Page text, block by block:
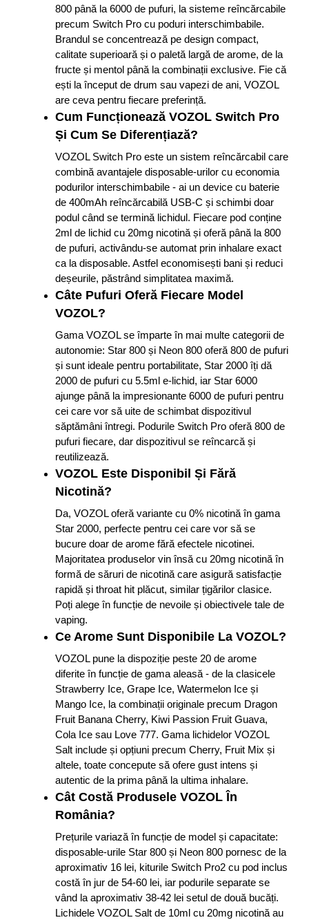
800 până la 6000 de pufuri, la sisteme reîncărcabile
precum Switch Pro cu poduri interschimbabile.
Brandul se concentrează pe design compact,
calitate superioară și o paletă largă de arome, de la
fructe și mentol până la combinații exclusive. Fie că
ești la început de drum sau vapezi de ani, VOZOL
are ceva pentru fiecare preferință.
Cum Funcționează VOZOL Switch Pro
Și Cum Se Diferențiază?
VOZOL Switch Pro este un sistem reîncărcabil care
combină avantajele disposable-urilor cu economia
podurilor interschimbabile - ai un device cu baterie
de 400mAh reîncărcabilă USB-C și schimbi doar
podul când se termină lichidul. Fiecare pod conține
2ml de lichid cu 20mg nicotină și oferă până la 800
de pufuri, activându-se automat prin inhalare exact
ca la disposable. Astfel economisești bani și reduci
deșeurile, păstrând simplitatea maximă.
Câte Pufuri Oferă Fiecare Model
VOZOL?
Gama VOZOL se împarte în mai multe categorii de
autonomie: Star 800 și Neon 800 oferă 800 de pufuri
și sunt ideale pentru portabilitate, Star 2000 îți dă
2000 de pufuri cu 5.5ml e-lichid, iar Star 6000
ajunge până la impresionante 6000 de pufuri pentru
cei care vor să uite de schimbat dispozitivul
săptămâni întregi. Podurile Switch Pro oferă 800 de
pufuri fiecare, dar dispozitivul se reîncarcă și
reutilizează.
VOZOL Este Disponibil Și Fără
Nicotină?
Da, VOZOL oferă variante cu 0% nicotină în gama
Star 2000, perfecte pentru cei care vor să se
bucure doar de arome fără efectele nicotinei.
Majoritatea produselor vin însă cu 20mg nicotină în
formă de săruri de nicotină care asigură satisfacție
rapidă și throat hit plăcut, similar țigărilor clasice.
Poți alege în funcție de nevoile și obiectivele tale de
vaping.
Ce Arome Sunt Disponibile La VOZOL?
VOZOL pune la dispoziție peste 20 de arome
diferite în funcție de gama aleasă - de la clasicele
Strawberry Ice, Grape Ice, Watermelon Ice și
Mango Ice, la combinații originale precum Dragon
Fruit Banana Cherry, Kiwi Passion Fruit Guava,
Cola Ice sau Love 777. Gama lichidelor VOZOL
Salt include și opțiuni precum Cherry, Fruit Mix și
altele, toate concepute să ofere gust intens și
autentic de la prima până la ultima inhalare.
Cât Costă Produsele VOZOL În
România?
Prețurile variază în funcție de model și capacitate:
disposable-urile Star 800 și Neon 800 pornesc de la
aproximativ 16 lei, kiturile Switch Pro2 cu pod inclus
costă în jur de 54-60 lei, iar podurile separate se
vând la aproximativ 38-42 lei setul de două bucăți.
Lichidele VOZOL Salt de 10ml cu 20mg nicotină au